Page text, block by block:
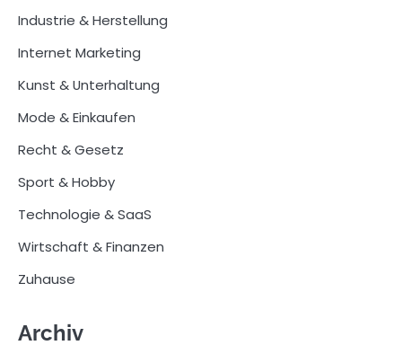
Industrie & Herstellung
Internet Marketing
Kunst & Unterhaltung
Mode & Einkaufen
Recht & Gesetz
Sport & Hobby
Technologie & SaaS
Wirtschaft & Finanzen
Zuhause
Archiv